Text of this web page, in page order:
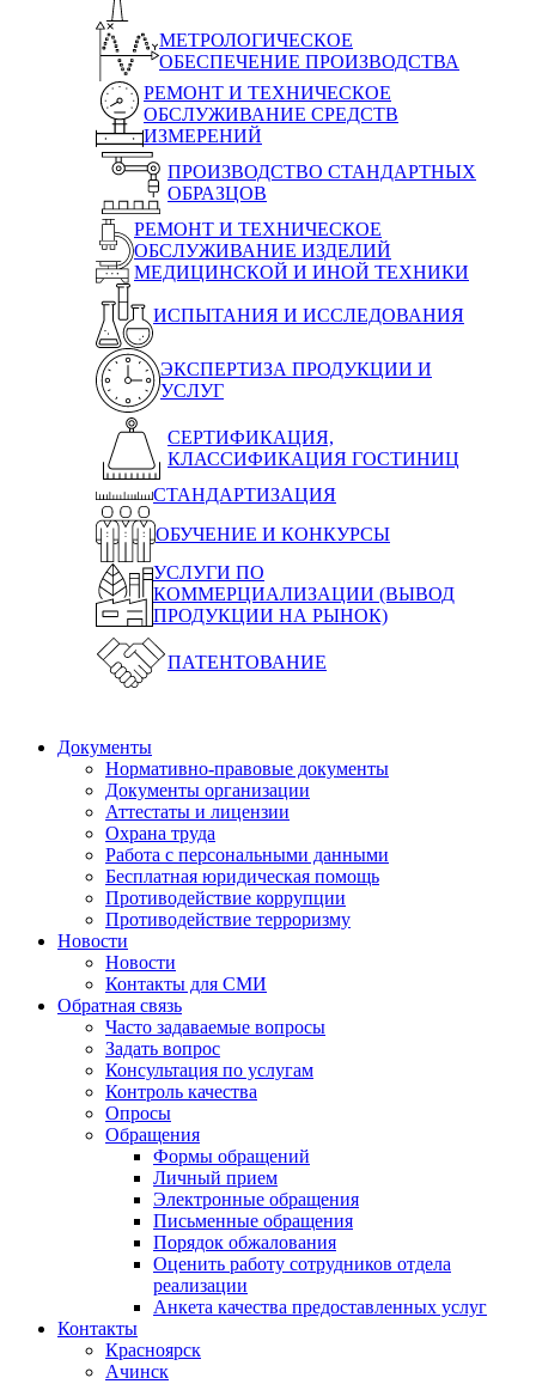
МЕТРОЛОГИЧЕСКОЕ
ОБЕСПЕЧЕНИЕ ПРОИЗВОДСТВА
РЕМОНТ И ТЕХНИЧЕСКОЕ
ОБСЛУЖИВАНИЕ СРЕДСТВ
ИЗМЕРЕНИЙ
ПРОИЗВОДСТВО СТАНДАРТНЫХ
ОБРАЗЦОВ
РЕМОНТ И ТЕХНИЧЕСКОЕ
ОБСЛУЖИВАНИЕ ИЗДЕЛИЙ
МЕДИЦИНСКОЙ И ИНОЙ ТЕХНИКИ
ИСПЫТАНИЯ И ИССЛЕДОВАНИЯ
ЭКСПЕРТИЗА ПРОДУКЦИИ И
УСЛУГ
СЕРТИФИКАЦИЯ,
КЛАССИФИКАЦИЯ ГОСТИНИЦ
СТАНДАРТИЗАЦИЯ
ОБУЧЕНИЕ И КОНКУРСЫ
УСЛУГИ ПО
КОММЕРЦИАЛИЗАЦИИ (ВЫВОД
ПРОДУКЦИИ НА РЫНОК)
ПАТЕНТОВАНИЕ
Документы
Нормативно-правовые документы
Документы организации
Аттестаты и лицензии
Охрана труда
Работа с персональными данными
Бесплатная юридическая помощь
Противодействие коррупции
Противодействие терроризму
Новости
Новости
Контакты для СМИ
Обратная связь
Часто задаваемые вопросы
Задать вопрос
Консультация по услугам
Контроль качества
Опросы
Обращения
Формы обращений
Личный прием
Электронные обращения
Письменные обращения
Порядок обжалования
Оценить работу сотрудников отдела
реализации
Анкета качества предоставленных услуг
Контакты
Красноярск
Ачинск